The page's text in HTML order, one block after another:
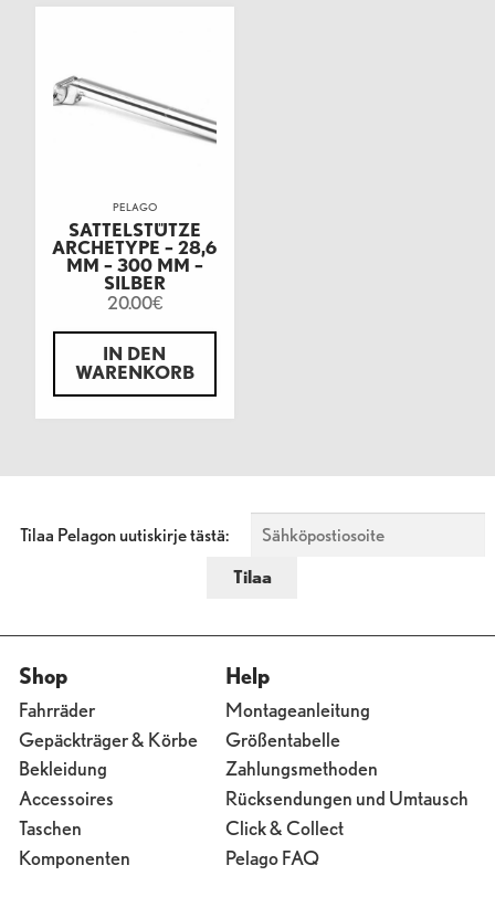
PELAGO
SATTELSTÜTZE
ARCHETYPE – 28,6
MM – 300 MM –
SILBER
20.00€
IN DEN
WARENKORB
Tilaa Pelagon uutiskirje tästä:
Shop
Fahrräder
Gepäckträger & Körbe
Bekleidung
Accessoires
Taschen
Komponenten
Help
Montageanleitung
Größentabelle
Zahlungsmethoden
Rücksendungen und Umtausch
Click & Collect
Pelago FAQ